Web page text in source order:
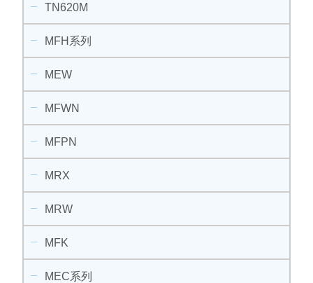
TN620M
MFH系列
MEW
MFWN
MFPN
MRX
MRW
MFK
MEC系列